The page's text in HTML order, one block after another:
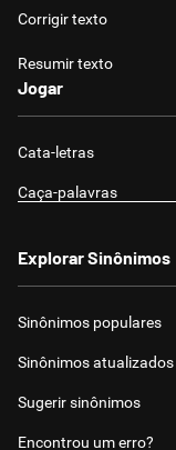
Corrigir texto
Resumir texto
Jogar
Cata-letras
Caça-palavras
Explorar Sinônimos
Sinônimos populares
Sinônimos atualizados
Sugerir sinônimos
Encontrou um erro?